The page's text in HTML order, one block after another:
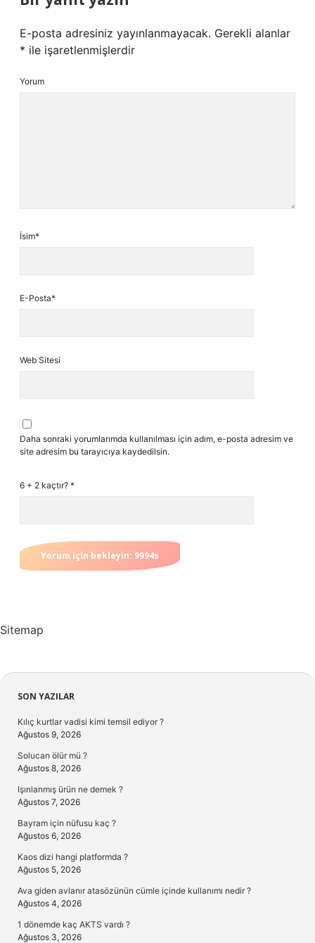
E-posta adresiniz yayınlanmayacak. Gerekli alanlar
* ile işaretlenmişlerdir
Yorum
İsim*
E-Posta*
Web Sitesi
Daha sonraki yorumlarımda kullanılması için adım, e-posta adresim ve
site adresim bu tarayıcıya kaydedilsin.
6 + 2 kaçtır? *
Sitemap
Sidebar
SON YAZILAR
Kılıç kurtlar vadisi kimi temsil ediyor ?
Ağustos 9, 2026
Solucan ölür mü ?
Ağustos 8, 2026
Işınlanmış ürün ne demek ?
Ağustos 7, 2026
Bayram için nüfusu kaç ?
Ağustos 6, 2026
Kaos dizi hangi platformda ?
Ağustos 5, 2026
Ava giden avlanır atasözünün cümle içinde kullanımı nedir ?
Ağustos 4, 2026
1 dönemde kaç AKTS vardı ?
Ağustos 3, 2026